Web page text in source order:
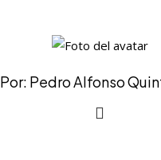
Por: Pedro Alfonso